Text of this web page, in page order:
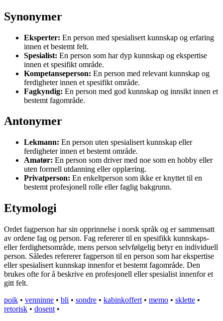
Synonymer
Eksperter: En person med spesialisert kunnskap og erfaring
innen et bestemt felt.
Spesialist: En person som har dyp kunnskap og ekspertise
innen et spesifikt område.
Kompetanseperson: En person med relevant kunnskap og
ferdigheter innen et spesifikt område.
Fagkyndig: En person med god kunnskap og innsikt innen et
bestemt fagområde.
Antonymer
Lekmann: En person uten spesialisert kunnskap eller
ferdigheter innen et bestemt område.
Amatør: En person som driver med noe som en hobby eller
uten formell utdanning eller opplæring.
Privatperson: En enkeltperson som ikke er knyttet til en
bestemt profesjonell rolle eller faglig bakgrunn.
Etymologi
Ordet fagperson har sin opprinnelse i norsk språk og er sammensatt
av ordene fag og person. Fag refererer til en spesifikk kunnskaps-
eller ferdighetsområde, mens person selvfølgelig betyr en individuell
person. Således refererer fagperson til en person som har ekspertise
eller spesialisert kunnskap innenfor et bestemt fagområde. Den
brukes ofte for å beskrive en profesjonell eller spesialist innenfor et
gitt felt.
poik • venninne • bli • sondre • kabinkoffert • memo • sklette •
retorisk • dosent •